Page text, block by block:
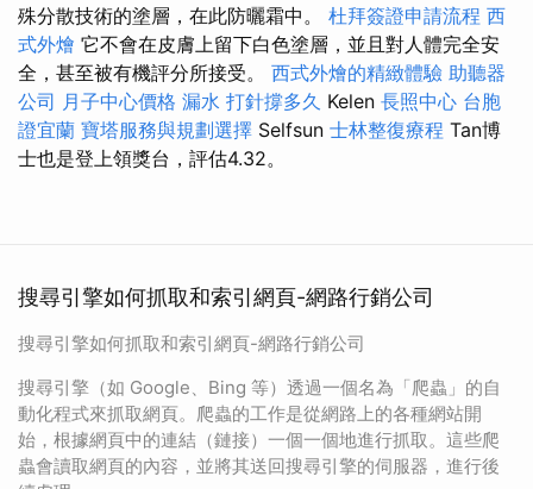
殊分散技術的塗層，在此防曬霜中。 杜拜簽證申請流程 西
式外燴 它不會在皮膚上留下白色塗層，並且對人體完全安
全，甚至被有機評分所接受。 西式外燴的精緻體驗 助聽器
公司 月子中心價格 漏水 打針撐多久 Kelen 長照中心 台胞
證宜蘭 寶塔服務與規劃選擇 Selfsun 士林整復療程 Tan博
士也是登上領獎台，評估4.32。
搜尋引擎如何抓取和索引網頁-網路行銷公司
搜尋引擎如何抓取和索引網頁-網路行銷公司
搜尋引擎（如 Google、Bing 等）透過一個名為「爬蟲」的自
動化程式來抓取網頁。爬蟲的工作是從網路上的各種網站開
始，根據網頁中的連結（鏈接）一個一個地進行抓取。這些爬
蟲會讀取網頁的內容，並將其送回搜尋引擎的伺服器，進行後